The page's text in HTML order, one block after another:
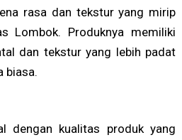
rasa dan tekstur yang mirip
Lombok. Produknya memiliki
dan tekstur yang lebih padat
biasa.
dengan kualitas produk yang